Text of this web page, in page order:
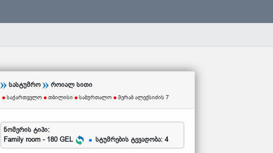
სასტუმრო როიალ სითი
საქართველო თბილისი საბურთალო მერაბ ალექსიძის 7
ნომერის ტიპი:
Family room - 180 GEL
სტუმრების ტევადობა: 4